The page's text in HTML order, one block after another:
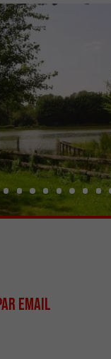
EMAIL